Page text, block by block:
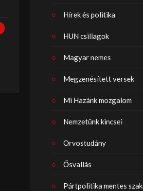
Hírek és politika
HUN csillagok
Magyar nemes
Megzenésített versek
Mi Hazánk mozgalom
Nemzetünk kincsei
Orvostudány
Ősvallás
Pártpolitika mentes